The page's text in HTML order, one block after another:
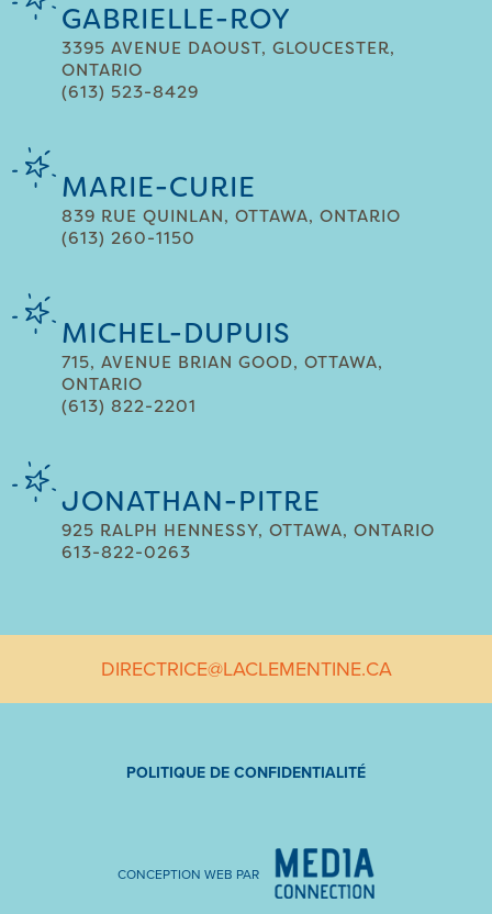
GABRIELLE-ROY
3395 AVENUE DAOUST, GLOUCESTER,
ONTARIO
(613) 523-8429
MARIE-CURIE
839 RUE QUINLAN, OTTAWA, ONTARIO
(613) 260-1150
MICHEL-DUPUIS
715, AVENUE BRIAN GOOD, OTTAWA,
ONTARIO
(613) 822-2201
JONATHAN-PITRE
925 RALPH HENNESSY, OTTAWA, ONTARIO
613-822-0263
DIRECTRICE@LACLEMENTINE.CA
POLITIQUE DE CONFIDENTIALITÉ
CONCEPTION WEB PAR